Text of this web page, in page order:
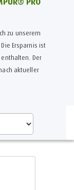
zu unserem
Die Ersparnis ist
enthalten. Der
aktueller